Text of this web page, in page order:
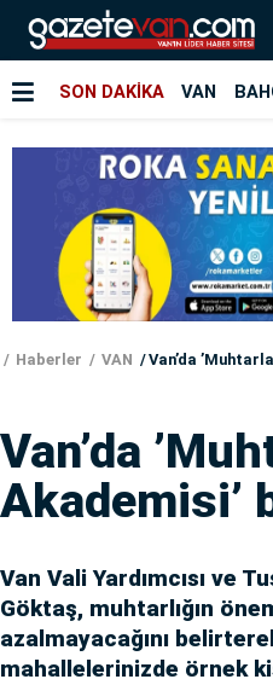
SON DAKİKA VAN
Haberler VAN Van’da ’Muhtarlar
Van’da
Akademisi’
Van Vali Yardımcısı ve
Göktaş, muhtarlığın
azalmayacağını
mahallelerinizde örnek